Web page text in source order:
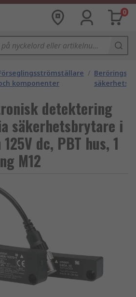
0
komponenter
/
detektering
säkerhetsbrytare i
dc, PBT hus, 1
M12